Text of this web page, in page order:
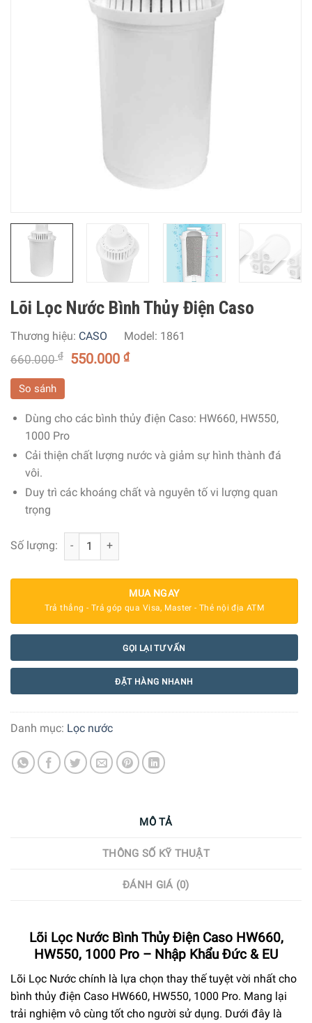
Lõi Lọc Nước Bình Thủy Điện Caso
Thương hiệu: CASO Model: 1861
660.000₫ 550.000₫
So sánh
Dùng cho các bình thủy điện Caso: HW660, HW550,
1000 Pro
Cải thiện chất lượng nước và giảm sự hình thành đá
vôi.
Duy trì các khoáng chất và nguyên tố vi lượng quan
trọng
Số lượng: Lõi Lọc Nước Bình Thủy Điện Caso số lượng
MUA NGAY
Trả thẳng - Trả góp qua Visa, Master - Thẻ nội địa ATM
GỌI LẠI TƯ VẤN
ĐẶT HÀNG NHANH
Danh mục: Lọc nước
MÔ TẢ
THÔNG SỐ KỸ THUẬT
ĐÁNH GIÁ (0)
Lõi Lọc Nước Bình Thủy Điện Caso HW660,
HW550, 1000 Pro – Nhập Khẩu Đức & EU
Lõi Lọc Nước chính là lựa chọn thay thế tuyệt vời nhất cho
bình thủy điện Caso HW660, HW550, 1000 Pro. Mang lại
trải nghiệm vô cùng tốt cho người sử dụng. Dưới đây là